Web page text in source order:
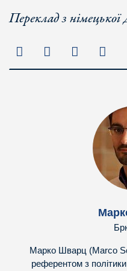
Переклад з німецької
Марко Шварц (Marco
референтом з